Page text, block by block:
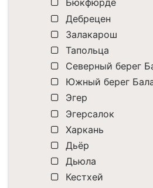
Бюкфюрдё
Дебрецен
Залакарош
Тапольца
Северный берег
Южный берег
Эгер
Эгерсалок
Харкань
Дьёр
Дьюла
Кестхей